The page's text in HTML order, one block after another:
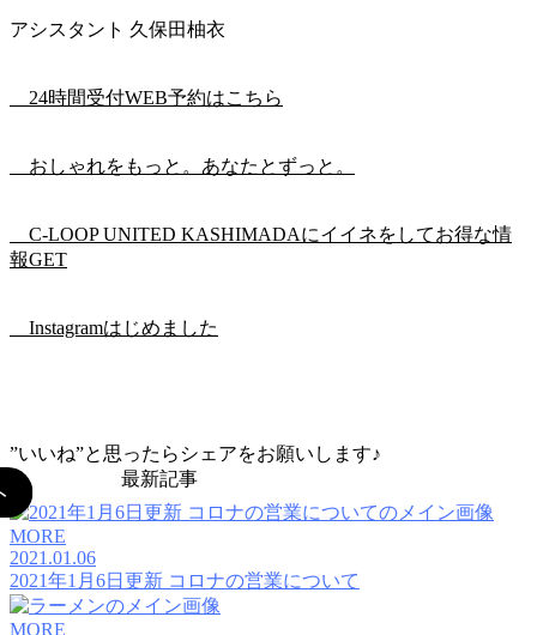
アシスタント 久保田柚衣
24時間受付WEB予約はこちら
おしゃれをもっと。あなたとずっと。
C-LOOP UNITED KASHIMADAにイイネをしてお得な情
報GET
Instagramはじめました
”いいね”と思ったらシェアをお願いします♪
最新記事
MORE
2021.01.06
2021年1月6日更新 コロナの営業について
MORE